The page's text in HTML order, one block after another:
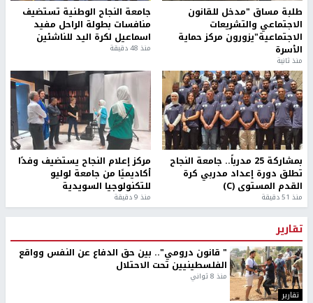
طلبة مساق "مدخل للقانون
الاجتماعي والتشريعات
الاجتماعية"يزورون مركز حماية
الأسرة
منذ ثانية
جامعة النجاح الوطنية تستضيف
منافسات بطولة الراحل مفيد
اسماعيل لكرة اليد للناشئين
منذ 48 دقيقة
بمشاركة 25 مدرباً.. جامعة النجاح
تطلق دورة إعداد مدربي كرة
القدم المستوى (C)
منذ 51 دقيقة
مركز إعلام النجاح يستضيف وفدًا
أكاديميًا من جامعة لوليو
للتكنولوجيا السويدية
منذ 9 دقيقة
تقارير
تقارير
" قانون درومي".. بين حق الدفاع عن النفس وواقع
الفلسطينيين تحت الاحتلال
منذ 8 ثواني